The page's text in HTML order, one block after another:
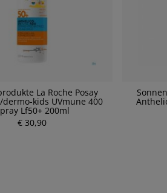
La Roche Posay
kids UVmune 400
Lf50+ 200ml
€ 30,90
P
r